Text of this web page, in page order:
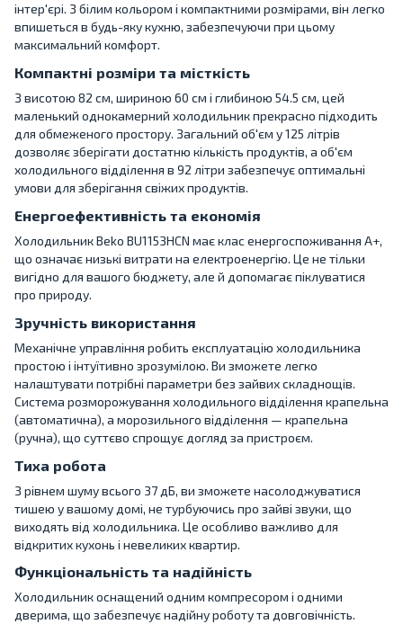
інтер'єрі. З білим кольором і компактними розмірами, він легко
впишеться в будь-яку кухню, забезпечуючи при цьому
максимальний комфорт.
Компактні розміри та місткість
З висотою 82 см, шириною 60 см і глибиною 54.5 см, цей
маленький однокамерний холодильник прекрасно підходить
для обмеженого простору. Загальний об'єм у 125 літрів
дозволяє зберігати достатню кількість продуктів, а об'єм
холодильного відділення в 92 літри забезпечує оптимальні
умови для зберігання свіжих продуктів.
Енергоефективність та економія
Холодильник Beko BU1153HCN має клас енергоспоживання A+,
що означає низькі витрати на електроенергію. Це не тільки
вигідно для вашого бюджету, але й допомагає піклуватися
про природу.
Зручність використання
Механічне управління робить експлуатацію холодильника
простою і інтуїтивно зрозумілою. Ви зможете легко
налаштувати потрібні параметри без зайвих складнощів.
Система розморожування холодильного відділення крапельна
(автоматична), а морозильного відділення — крапельна
(ручна), що суттєво спрощує догляд за пристроєм.
Тиха робота
З рівнем шуму всього 37 дБ, ви зможете насолоджуватися
тишею у вашому домі, не турбуючись про зайві звуки, що
виходять від холодильника. Це особливо важливо для
відкритих кухонь і невеликих квартир.
Функціональність та надійність
Холодильник оснащений одним компресором і одними
дверима, що забезпечує надійну роботу та довговічність.